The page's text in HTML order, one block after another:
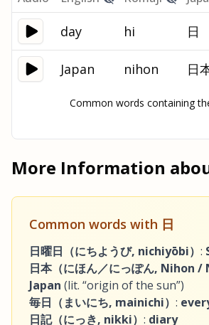
day hi 日
Japan nihon 日
Common words containing
More Information
Common words with 日
日曜日（にちようび, nichiyōbi） :
日本（にほん／にっぽん, Nihon /
Japan (lit. “origin of the sun”)
毎日（まいにち, mainichi） :
日記（にっき, nikki） : diary